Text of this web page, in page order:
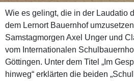
Wie es gelingt, die in der Laudatio
dem Lernort Bauernhof
Samstagmorgen Axel Unger und
vom Internationalen
Göttingen. Unter dem Titel „Im
hinweg“ erklärten die beiden